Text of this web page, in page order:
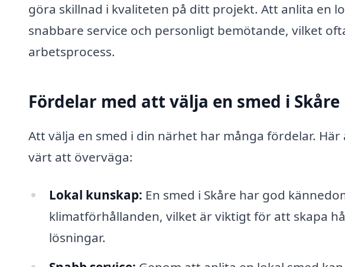
göra skillnad i kvaliteten på ditt projekt. Att anlita en
snabbare service och personligt bemötande, vilket
arbetsprocess.
Fördelar med att välja en smed i Skåre
Att välja en smed i din närhet har många fördelar.
värt att överväga:
Lokal kunskap: En smed i Skåre har god
klimatförhållanden, vilket är viktigt för att skapa
lösningar.